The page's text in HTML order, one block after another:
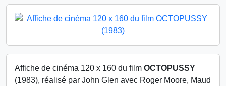
Affiche de cinéma 120 x 160 du film OCTOPUSSY
(1983), réalisé par John Glen avec Roger Moore, Maud